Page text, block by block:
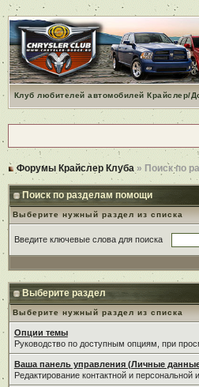
Клуб любителей автомобилей Крайслер/
Форумы Крайслер Клуба » Поиск по
Поиск по разделам помощи
Выберите нужный раздел из списка
Введите ключевые слова для поиска
Выберите раздел
Выберите нужный раздел из списка
Опции темы
Руководство по доступным опциям, при
Ваша панель управления (Личные
Редактирование контактной и